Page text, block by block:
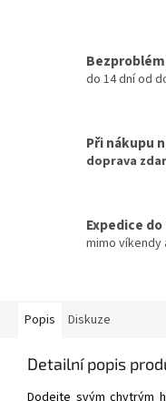
do 14 dní od
Při nákupu
doprava
Expedice do
mimo víkendy
Popis Diskuze
Detailní popis
Dodejte svým chytrým